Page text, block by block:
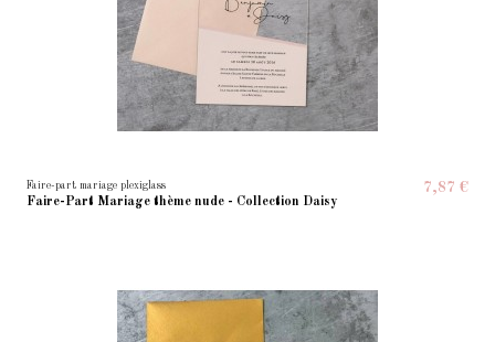
Faire-part mariage plexiglass
Faire-Part Mariage thème nude - Collection Daisy
7,87 €